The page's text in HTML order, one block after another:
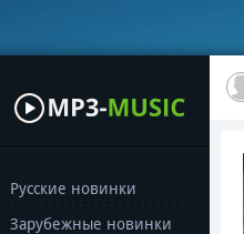
Русские новинки
Зарубежные новинки